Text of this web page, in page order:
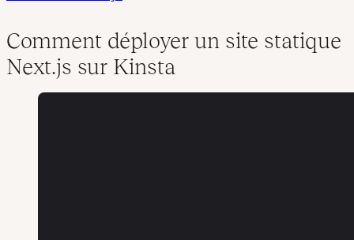
Comment déployer un site statique
Next.js sur Kinsta